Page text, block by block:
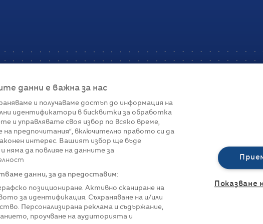
Живот
Реклама
За нас
Политика за
Управление на
данни е важна за нас
и получаваме достъп до информация на
идентификатори в бисквитки за обработка
и управлявате своя избор по всяко време,
на предпочитания“, включително правото си да
интерес. Вашият избор ще бъде
да повлияе на данните за
данни, за да предоставим:
позициониране. Активно сканиране на
за идентификация. Съхраняване на и/или
Персонализирана реклама и съдържание,
проучване на аудиторията и
Показване